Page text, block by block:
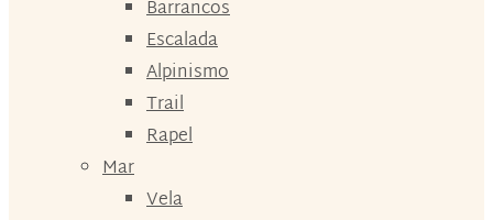
Barrancos
Escalada
Alpinismo
Trail
Rapel
Mar
Vela